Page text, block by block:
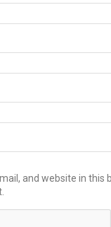
and website in this